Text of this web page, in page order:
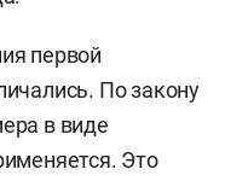
первой
По закону
в виде
Это